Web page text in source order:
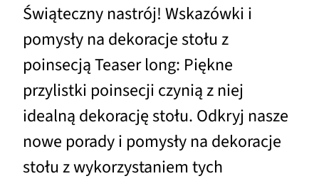
Świąteczny nastrój! Wskazówki i
pomysły na dekoracje stołu z
poinsecją Teaser long: Piękne
przylistki poinsecji czynią z niej
idealną dekorację stołu. Odkryj nasze
nowe porady i pomysły na dekoracje
stołu z wykorzystaniem tych